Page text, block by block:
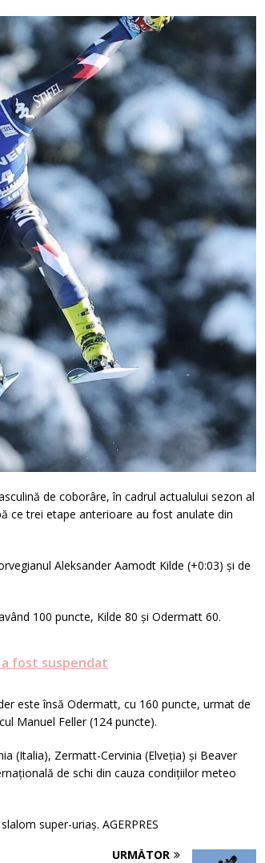
de coborâre, în cadrul actualului sezon al
ce trei etape anterioare au fost anulate din
Aleksander Aamodt Kilde (+0:03) şi de
100 puncte, Kilde 80 şi Odermatt 60.
fost suspendat
este însă Odermatt, cu 160 puncte, urmat de
Manuel Feller (124 puncte).
(Italia), Zermatt-Cervinia (Elveţia) şi Beaver
de schi din cauza condiţiilor meteo
super-uriaş. AGERPRES
URMĂTOR